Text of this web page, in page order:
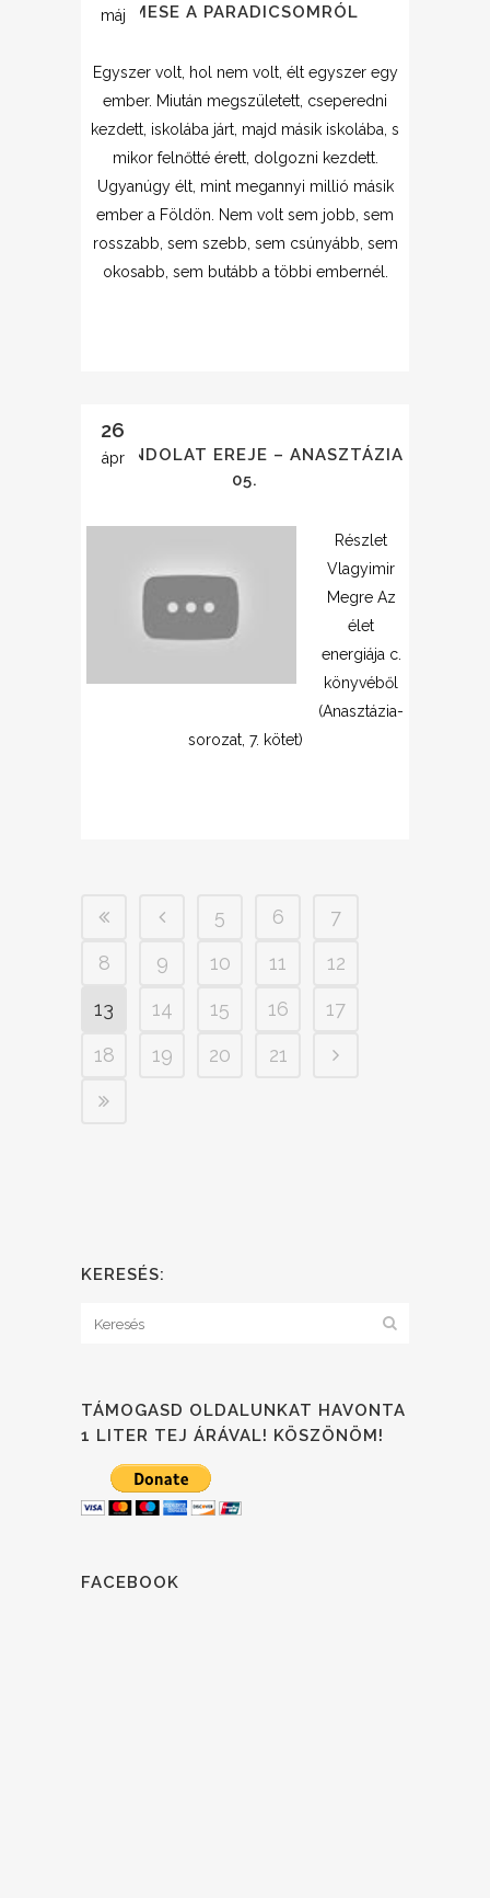
máj MESE A PARADICSOMRÓL
Egyszer volt, hol nem volt, élt egyszer egy
ember. Miután megszületett, cseperedni
kezdett, iskolába járt, majd másik iskolába, s
mikor felnőtté érett, dolgozni kezdett.
Ugyanúgy élt, mint megannyi millió másik
ember a Földön. Nem volt sem jobb, sem
rosszabb, sem szebb, sem csúnyább, sem
okosabb, sem butább a többi embernél.
26
ápr
A GONDOLAT EREJE – ANASZTÁZIA
05.
Részlet
Vlagyimir
Megre Az
élet
energiája c.
könyvéből
(Anasztázia-
sorozat, 7. kötet)
5 6
7
8
9 10 11
12
13
14 15 16
17
18
19 20 21
KERESÉS:
TÁMOGASD OLDALUNKAT HAVONTA
1 LITER TEJ ÁRÁVAL! KÖSZÖNÖM!
FACEBOOK